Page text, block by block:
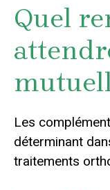
Quel
Les
déterminant
traitements